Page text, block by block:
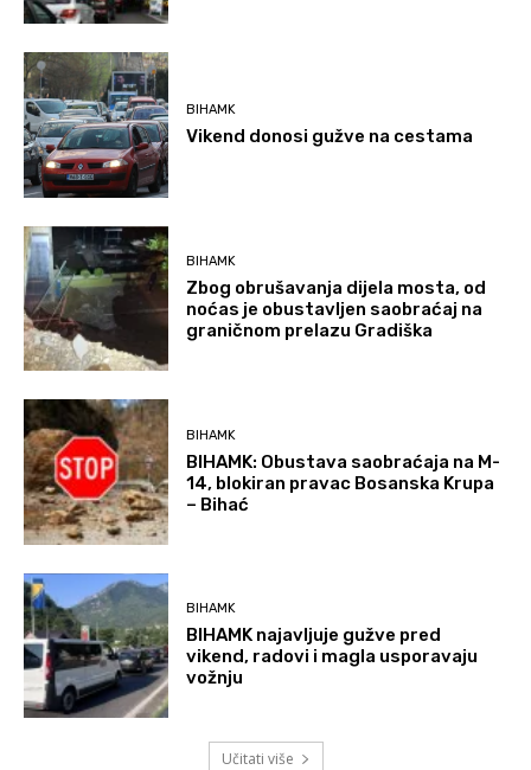
BIHAMK
Vikend donosi gužve na cestama
BIHAMK
Zbog obrušavanja dijela mosta, od
noćas je obustavljen saobraćaj na
graničnom prelazu Gradiška
BIHAMK
BIHAMK: Obustava saobraćaja na M-
14, blokiran pravac Bosanska Krupa
– Bihać
BIHAMK
BIHAMK najavljuje gužve pred
vikend, radovi i magla usporavaju
vožnju
Učitati više